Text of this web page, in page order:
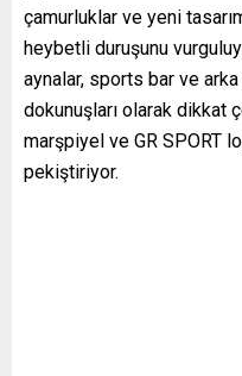
çamurluklar ve yeni
heybetli duruşunu
aynalar, sports bar ve arka
dokunuşları olarak dikkat
marşpiyel ve GR SPORT
pekiştiriyor.